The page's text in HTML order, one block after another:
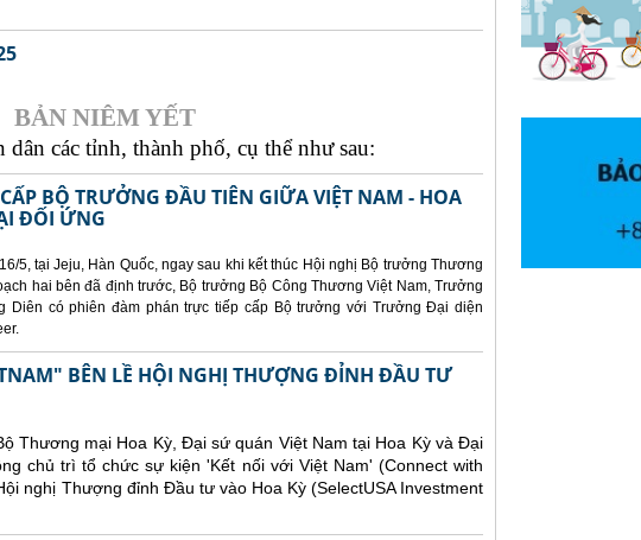
BẢN NIÊM YẾT
các tỉnh, thành phố, cụ thể như sau:
BỘ TRƯỞNG ĐẦU TIÊN GIỮA VIỆT NAM - HOA
ĐỐI ỨNG
5, tại Jeju, Hàn Quốc, ngay sau khi kết thúc Hội nghị Bộ trưởng Thương
hai bên đã định trước, Bộ trưởng Bộ Công Thương Việt Nam, Trưởng
Diên có phiên đàm phán trực tiếp cấp Bộ trưởng với Trưởng Đại diện
BÊN LỀ HỘI NGHỊ THƯỢNG ĐỈNH ĐẦU TƯ
Thương mại Hoa Kỳ, Đại sứ quán Việt Nam tại Hoa Kỳ và Đại
chủ trì tổ chức sự kiện 'Kết nối với Việt Nam' (Connect with
nghị Thượng đỉnh Đầu tư vào Hoa Kỳ (SelectUSA Investment